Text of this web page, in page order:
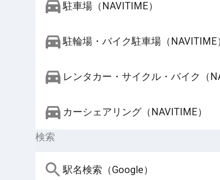
駐車場（NAVITIME）
駐輪場・バイク駐車場（NAVITIME
レンタカー・サイクル・バイク（
カーシェアリング（NAVITIME）
検索
駅名検索（Google）